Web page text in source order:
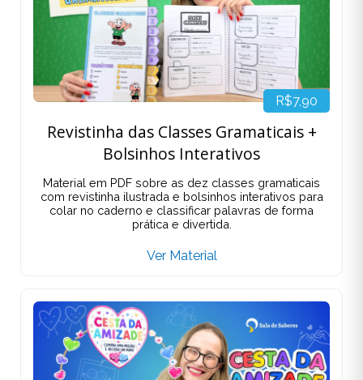
R$7,90
Revistinha das Classes Gramaticais +
Bolsinhos Interativos
Material em PDF sobre as dez classes gramaticais
com revistinha ilustrada e bolsinhos interativos para
colar no caderno e classificar palavras de forma
prática e divertida.
Ver Material